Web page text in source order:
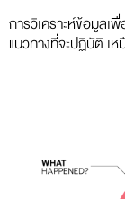
การวิเคราะห์ข้อมูล
แนวทางที่จะปฏิบัติ เ